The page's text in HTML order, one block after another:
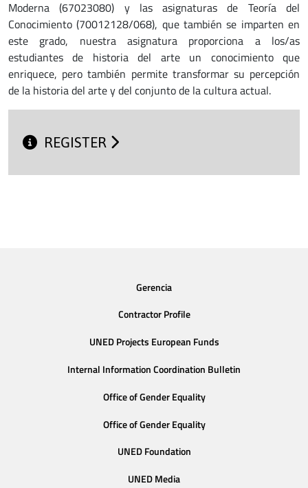
Moderna (67023080) y las asignaturas de Teoría del
Conocimiento (70012128/068), que también se imparten en
este grado, nuestra asignatura proporciona a los/as
estudiantes de historia del arte un conocimiento que
enriquece, pero también permite transformar su percepción
de la historia del arte y del conjunto de la cultura actual.
REGISTER
Gerencia
Contractor Profile
UNED Projects European Funds
Internal Information Coordination Bulletin
Office of Gender Equality
Office of Gender Equality
UNED Foundation
UNED Media